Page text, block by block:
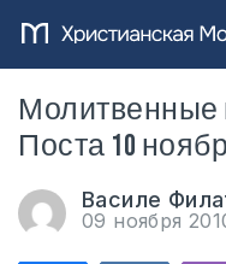
Молитвенные
Поста 10
Василе
09 ноября